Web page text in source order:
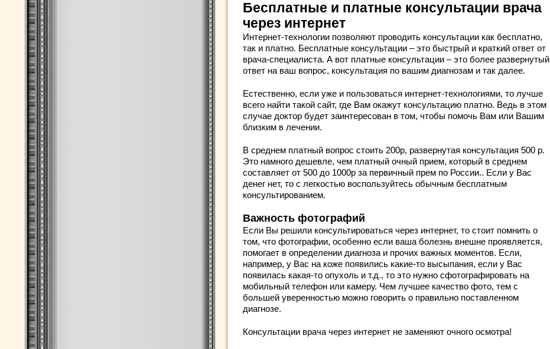
Бесплатные и платные консультации врача
через интернет
Интернет-технологии позволяют проводить консультации как бесплатно,
так и платно. Бесплатные консультации – это быстрый и краткий ответ от
врача-специалиста. А вот платные консультации – это более развернутый
ответ на ваш вопрос, консультация по вашим диагнозам и так далее.
Естественно, если уже и пользоваться интернет-технологиями, то лучше
всего найти такой сайт, где Вам окажут консультацию платно. Ведь в этом
случае доктор будет заинтересован в том, чтобы помочь Вам или Вашим
близким в лечении.
В среднем платный вопрос стоить 200р, развернутая консультация 500 р.
Это намного дешевле, чем платный очный прием, который в среднем
составляет от 500 до 1000р за первичный прем по России.. Если у Вас
денег нет, то с легкостью воспользуйтесь обычным бесплатным
консультированием.
Важность фотографий
Если Вы решили консультироваться через интернет, то стоит помнить о
том, что фотографии, особенно если ваша болезнь внешне проявляется,
помогает в определении диагноза и прочих важных моментов. Если,
например, у Вас на коже появились какие-то высыпания, если у Вас
появилась какая-то опухоль и т.д., то это нужно сфотографировать на
мобильный телефон или камеру. Чем лучшее качество фото, тем с
большей уверенностью можно говорить о правильно поставленном
диагнозе.
Консультации врача через интернет не заменяют очного осмотра!